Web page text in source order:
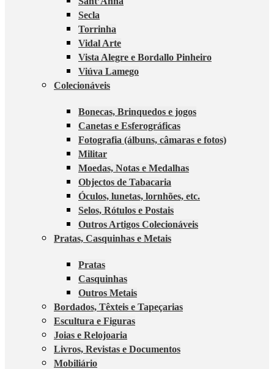
Secla
Torrinha
Vidal Arte
Vista Alegre e Bordallo Pinheiro
Viúva Lamego
Colecionáveis
Bonecas, Brinquedos e jogos
Canetas e Esferográficas
Fotografia (álbuns, câmaras e fotos)
Militar
Moedas, Notas e Medalhas
Objectos de Tabacaria
Óculos, lunetas, lornhões, etc.
Selos, Rótulos e Postais
Outros Artigos Colecionáveis
Pratas, Casquinhas e Metais
Pratas
Casquinhas
Outros Metais
Bordados, Têxteis e Tapeçarias
Escultura e Figuras
Joias e Relojoaria
Livros, Revistas e Documentos
Mobiliário